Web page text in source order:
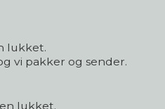
lukket.
vi pakker og sender.
lukket.